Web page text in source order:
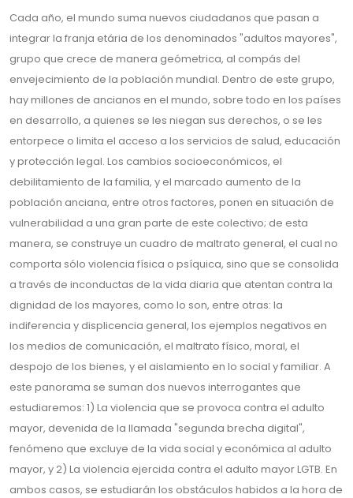
Cada año, el mundo suma nuevos ciudadanos que pasan a
integrar la franja etária de los denominados "adultos mayores",
grupo que crece de manera geómetrica, al compás del
envejecimiento de la población mundial. Dentro de este grupo,
hay millones de ancianos en el mundo, sobre todo en los países
en desarrollo, a quienes se les niegan sus derechos, o se les
entorpece o limita el acceso a los servicios de salud, educación
y protección legal. Los cambios socioeconómicos, el
debilitamiento de la familia, y el marcado aumento de la
población anciana, entre otros factores, ponen en situación de
vulnerabilidad a una gran parte de este colectivo; de esta
manera, se construye un cuadro de maltrato general, el cual no
comporta sólo violencia física o psíquica, sino que se consolida
a través de inconductas de la vida diaria que atentan contra la
dignidad de los mayores, como lo son, entre otras: la
indiferencia y displicencia general, los ejemplos negativos en
los medios de comunicación, el maltrato físico, moral, el
despojo de los bienes, y el aislamiento en lo social y familiar. A
este panorama se suman dos nuevos interrogantes que
estudiaremos: 1) La violencia que se provoca contra el adulto
mayor, devenida de la llamada "segunda brecha digital",
fenómeno que excluye de la vida social y económica al adulto
mayor, y 2) La violencia ejercida contra el adulto mayor LGTB. En
ambos casos, se estudiarán los obstáculos habidos a la hora de